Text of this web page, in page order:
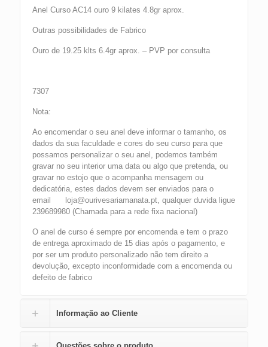
Anel Curso AC14 ouro 9 kilates 4.8gr aprox.
Outras possibilidades de Fabrico
Ouro de 19.25 klts 6.4gr aprox. – PVP por consulta
7307
Nota:
Ao encomendar o seu anel deve informar o tamanho, os
dados da sua faculdade e cores do seu curso para que
possamos personalizar o seu anel, podemos também
gravar no seu interior uma data ou algo que pretenda, ou
gravar no estojo que o acompanha mensagem ou
dedicatória, estes dados devem ser enviados para o
email loja@ourivesariamanata.pt, qualquer duvida ligue
239689980 (Chamada para a rede fixa nacional)
O anel de curso é sempre por encomenda e tem o prazo
de entrega aproximado de 15 dias após o pagamento, e
por ser um produto personalizado não tem direito a
devolução, excepto inconformidade com a encomenda ou
defeito de fabrico
Informação ao Cliente